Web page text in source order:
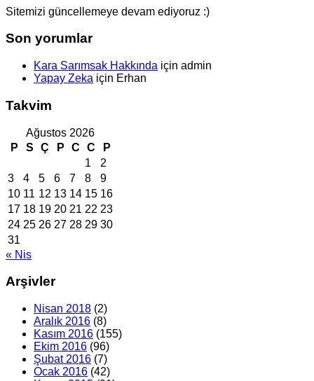
Sitemizi güncellemeye devam ediyoruz :)
Son yorumlar
Kara Sarımsak Hakkında için admin
Yapay Zeka için Erhan
Takvim
Ağustos 2026
P
S Ç P C C
P
1
2
3
4 5 6 7 8
9
10 11 12 13 14 15 16
17 18 19 20 21 22 23
24 25 26 27 28 29 30
31
« Nis
Arşivler
Nisan 2018 (2)
Aralık 2016 (8)
Kasım 2016 (155)
Ekim 2016 (96)
Şubat 2016 (7)
Ocak 2016 (42)